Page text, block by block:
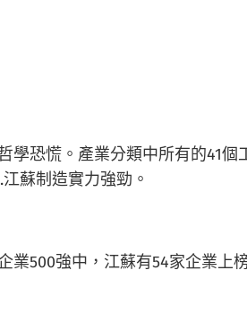
恐慌。產業分類中所有的41個
蘇制造實力強勁。
業500強中，江蘇有54家企業上